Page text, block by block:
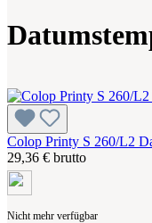
Colop Printy S 260/L2
29,36 € brutto
Nicht mehr verfügbar